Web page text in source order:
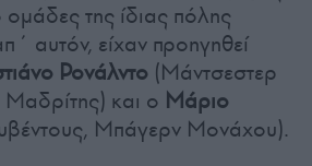
της ίδιας πόλης
αυτόν, είχαν προηγηθεί
Ρονάλντο (Μάντσεστερ
Μαδρίτης) και ο Μάριο
Μπάγερν Μονάχου).